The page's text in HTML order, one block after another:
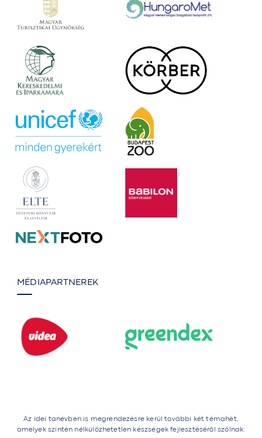
MÉDIAPARTNEREK
Az idei tanévben is megrendezésre kerül további két témahét,
amelyek szintén nélkülözhetetlen készségek fejlesztéséről szólnak: